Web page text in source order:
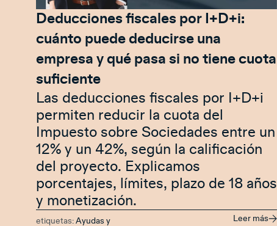
Deducciones fiscales por I+D+i:
cuánto puede deducirse una
empresa y qué pasa si no tiene cuota
suficiente
Las deducciones fiscales por I+D+i
permiten reducir la cuota del
Impuesto sobre Sociedades entre un
12% y un 42%, según la calificación
del proyecto. Explicamos
porcentajes, límites, plazo de 18 años
y monetización.
etiquetas:Ayudas y
Leer más